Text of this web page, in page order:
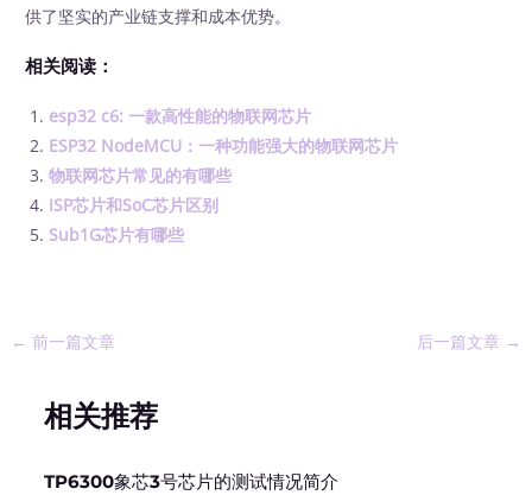
供了坚实的产业链支撑和成本优势。
相关阅读：
esp32 c6: 一款高性能的物联网芯片
ESP32 NodeMCU：一种功能强大的物联网芯片
物联网芯片常见的有哪些
ISP芯片和SoC芯片区别
Sub1G芯片有哪些
← 前一篇文章 后一篇文章 →
相关推荐
TP6300象芯3号芯片的测试情况简介